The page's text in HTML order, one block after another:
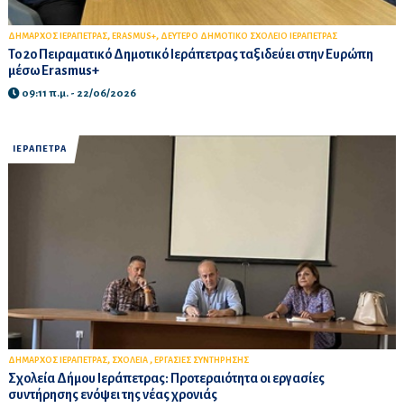
ΔΗΜΑΡΧΟΣ ΙΕΡΑΠΕΤΡΑΣ, ERASMUS+, ΔΕΥΤΕΡΟ ΔΗΜΟΤΙΚΟ ΣΧΟΛΕΙΟ ΙΕΡΑΠΕΤΡΑΣ
Το 2ο Πειραματικό Δημοτικό Ιεράπετρας ταξιδεύει στην Ευρώπη
μέσω Erasmus+
09:11 π.μ. - 22/06/2026
ΙΕΡΑΠΕΤΡΑ
ΔΗΜΑΡΧΟΣ ΙΕΡΑΠΕΤΡΑΣ, ΣΧΟΛΕΙΑ , ΕΡΓΑΣΙΕΣ ΣΥΝΤΗΡΗΣΗΣ
Σχολεία Δήμου Ιεράπετρας: Προτεραιότητα οι εργασίες
συντήρησης ενόψει της νέας χρονιάς